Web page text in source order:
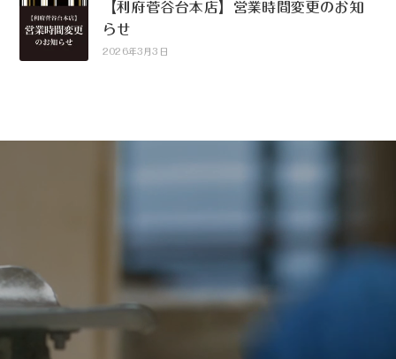
【利府菅谷台本店】営業時間変更のお知
らせ
2026年3月3日